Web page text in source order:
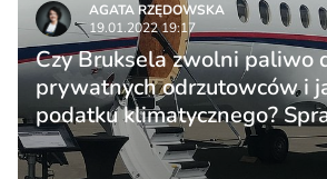
AGATA RZĘDOWSKA
19.01.2022 19:17
Czy Bruksela zwolni paliwo
prywatnych odrzutowców i
podatku klimatycznego?